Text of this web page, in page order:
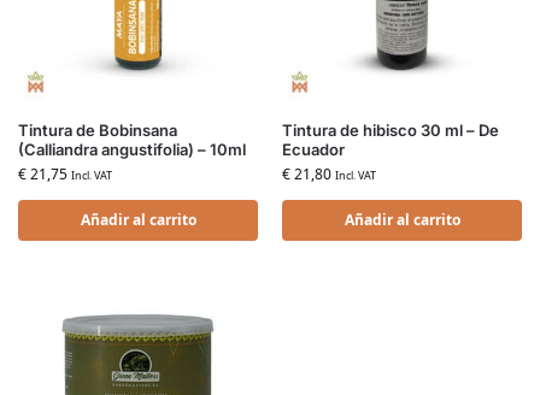
Tintura de Bobinsana
(Calliandra angustifolia) – 10ml
€21,75 Incl. VAT
Añadir al carrito
Tintura de hibisco 30 ml – De
Ecuador
€21,80 Incl. VAT
Añadir al carrito